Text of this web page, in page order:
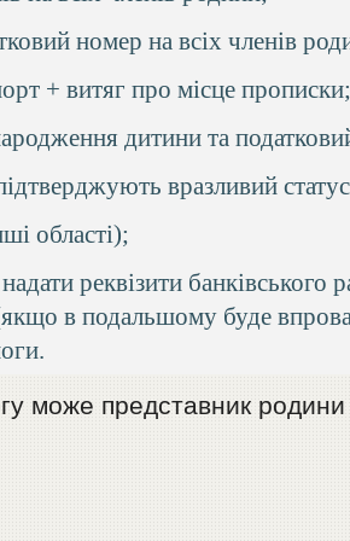
номер на всіх членів
+ витяг про місце прописки;
дитини та
вразливий
області);
реквізити банківського
в подальшому буде
може представник родини